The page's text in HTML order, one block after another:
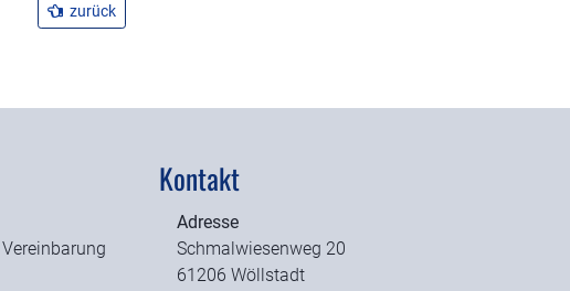
zurück
Kontakt
Adresse
Schmalwiesenweg 20
61206 Wöllstadt